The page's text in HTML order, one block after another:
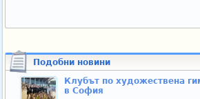
Подобни новини
Клубът по художествена
в София